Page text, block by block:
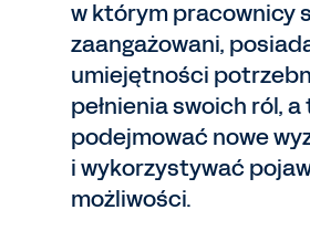
w którym pracownicy
zaangażowani,
umiejętności
pełnienia swoich ról,
podejmować nowe
i wykorzystywać
możliwości.